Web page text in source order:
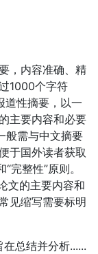
，内容准确、精
1000个字符
道性摘要，以一
主要内容和必要
般需与中文摘要
于国外读者获取
完整性”原则。
文的主要内容和
见缩写需要标明
总结并分析......